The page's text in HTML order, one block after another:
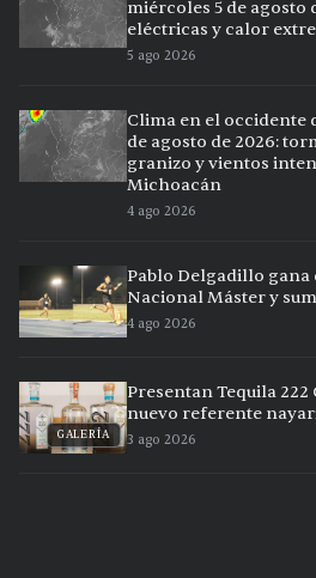
miércoles 5 de agosto
eléctricas y calor
5 ago 2026
Clima en el occidente
de agosto de 2026:
granizo y vientos
Michoacán
4 ago 2026
Pablo Delgadillo gana
Nacional Máster y
4 ago 2026
GALERÍA
Presentan Tequila
nuevo referente
3 ago 2026